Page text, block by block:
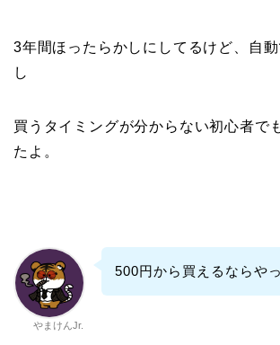
3年間ほったらかしにしてるけど、自
し
買うタイミングが分からない初心者で
たよ。
やまけんJr.
500円から買えるならや